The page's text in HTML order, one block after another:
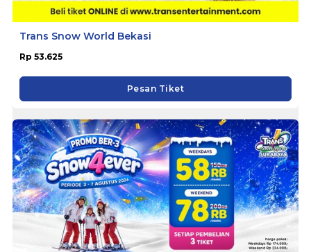
Trans Snow World Bekasi
Rp 53.625
Pesan Tiket